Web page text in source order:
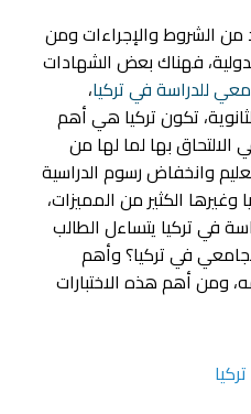
من الشروط والإجراءات ومن
فهناك بعض الشهادات
للدراسة في تركيا،
تكون تركيا هي أهم
الالتحاق بها لما لها من
وانخفاض رسوم الدراسية
وغيرها الكثير من المميزات،
في تركيا يتساءل الطالب
في تركيا؟ وأهم
ومن أهم هذه الاختبارات